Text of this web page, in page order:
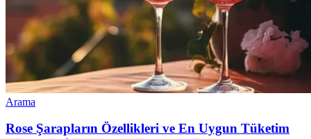
Arama
Rose Şarapların Özellikleri ve En Uygun Tüketim